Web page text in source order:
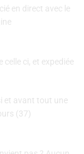
en direct avec le
ci, et expediée
et avant tout une
(37)